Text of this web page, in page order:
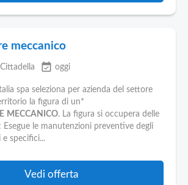
meccanico
Cittadella event_available oggi
spa seleziona per azienda del settore
la figura di un*
MECCANICO. La figura si occupera delle
le manutenzioni preventive degli
specifici...
Vedi offerta